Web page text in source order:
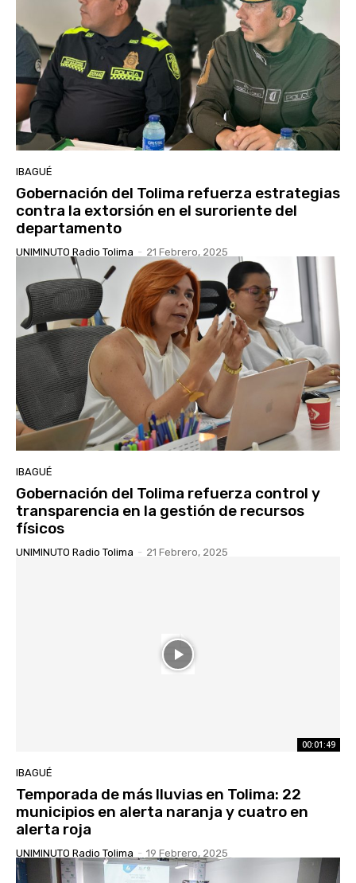
IBAGUÉ
Gobernación del Tolima refuerza estrategias
contra la extorsión en el suroriente del
departamento
UNIMINUTO Radio Tolima - 21 Febrero, 2025
IBAGUÉ
Gobernación del Tolima refuerza control y
transparencia en la gestión de recursos
físicos
UNIMINUTO Radio Tolima - 21 Febrero, 2025
00:01:49
IBAGUÉ
Temporada de más lluvias en Tolima: 22
municipios en alerta naranja y cuatro en
alerta roja
UNIMINUTO Radio Tolima - 19 Febrero, 2025